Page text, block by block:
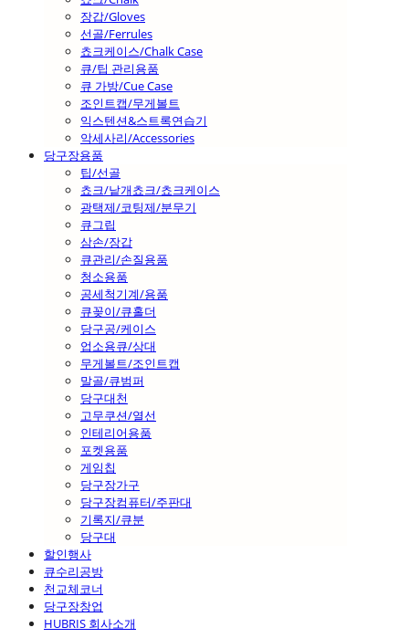
장갑/Gloves
선골/Ferrules
쵸크케이스/Chalk Case
큐/팁 관리용품
큐 가방/Cue Case
조인트캡/무게볼트
익스텐션&스트록연습기
악세사리/Accessories
당구장용품
팁/선골
쵸크/낱개쵸크/쵸크케이스
광택제/코팅제/분무기
큐그립
삼손/장갑
큐관리/손질용품
청소용품
공세척기계/용품
큐꽂이/큐홀더
당구공/케이스
업소용큐/상대
무게볼트/조인트캡
말골/큐범퍼
당구대천
고무쿠션/열선
인테리어용품
포켓용품
게임칩
당구장가구
당구장컴퓨터/주판대
기록지/큐분
당구대
할인행사
큐수리공방
천교체코너
당구장창업
HUBRIS 회사소개